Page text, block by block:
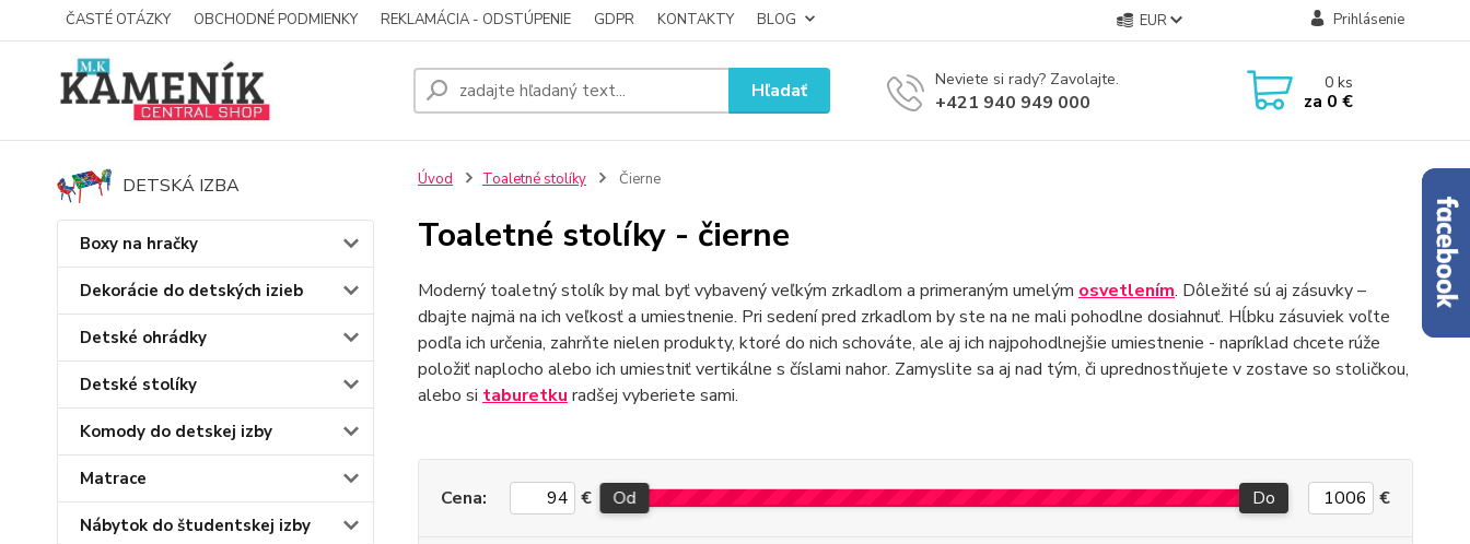
ČASTÉ OTÁZKY OBCHODNÉ PODMIENKY REKLAMÁCIA - ODSTÚPENIE GDPR KONTAKTY BLOG EUR Prihlásenie
Hľadať Neviete si rady? Zavolajte.
+421 940 949 000
0ks
za 0 €
DETSKÁ IZBA
Boxy na hračky
Dekorácie do detských izieb
Detské ohrádky
Detské stolíky
Komody do detskej izby
Matrace
Nábytok do študentskej izby
Úvod Toaletné stolíky Čierne
Toaletné stolíky - čierne
Moderný toaletný stolík by mal byť vybavený veľkým zrkadlom a primeraným umelým osvetlením. Dôležité sú aj zásuvky –
dbajte najmä na ich veľkosť a umiestnenie. Pri sedení pred zrkadlom by ste na ne mali pohodlne dosiahnuť. Hĺbku zásuviek voľte
podľa ich určenia, zahrňte nielen produkty, ktoré do nich schováte, ale aj ich najpohodlnejšie umiestnenie - napríklad chcete rúže
položiť naplocho alebo ich umiestniť vertikálne s číslami nahor. Zamyslite sa aj nad tým, či uprednostňujete v zostave so stoličkou,
alebo si taburetku radšej vyberiete sami.
Cena: € Od Do €